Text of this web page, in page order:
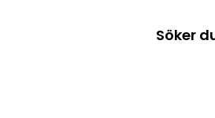
Söker